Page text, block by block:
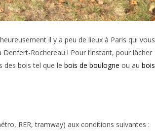
il y a peu de lieux à Paris qui vous
Rochereau ! Pour l’instant, pour lâcher
des bois tel que le bois de boulogne ou au bois
RER, tramway) aux conditions suivantes :